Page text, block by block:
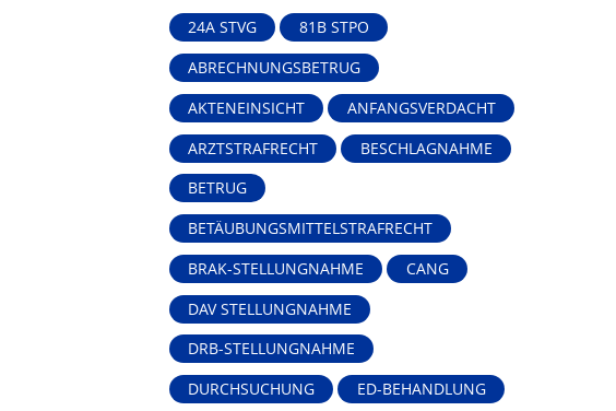
24A STVG
81B STPO
ABRECHNUNGSBETRUG
AKTENEINSICHT
ANFANGSVERDACHT
ARZTSTRAFRECHT
BESCHLAGNAHME
BETRUG
BETÄUBUNGSMITTELSTRAFRECHT
BRAK-STELLUNGNAHME
CANG
DAV STELLUNGNAHME
DRB-STELLUNGNAHME
DURCHSUCHUNG
ED-BEHANDLUNG